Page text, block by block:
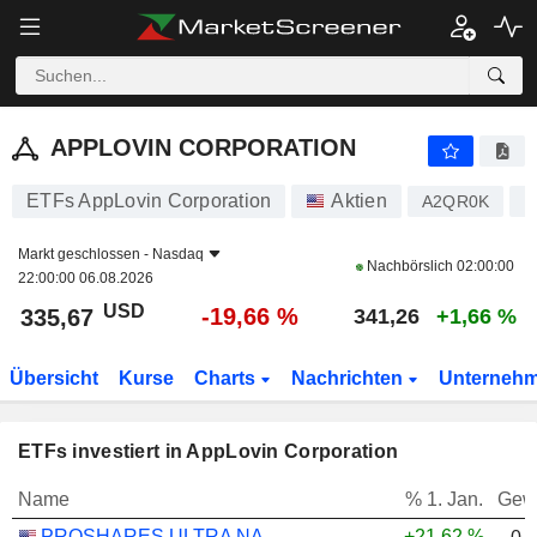
APPLOVIN CORPORATION
APPLOVIN CORPORATION
ETFs AppLovin Corporation Aktien A2QR0K
Markt geschlossen - Nasdaq
22:00:00 06.08.2026
Nachbörslich 02:00:00
335,67 USD -19,66 % 341,26 +1,66 %
Übersicht Kurse Charts Nachrichten
ETFs investiert in AppLovin Corporation
Name % 1. Jan.